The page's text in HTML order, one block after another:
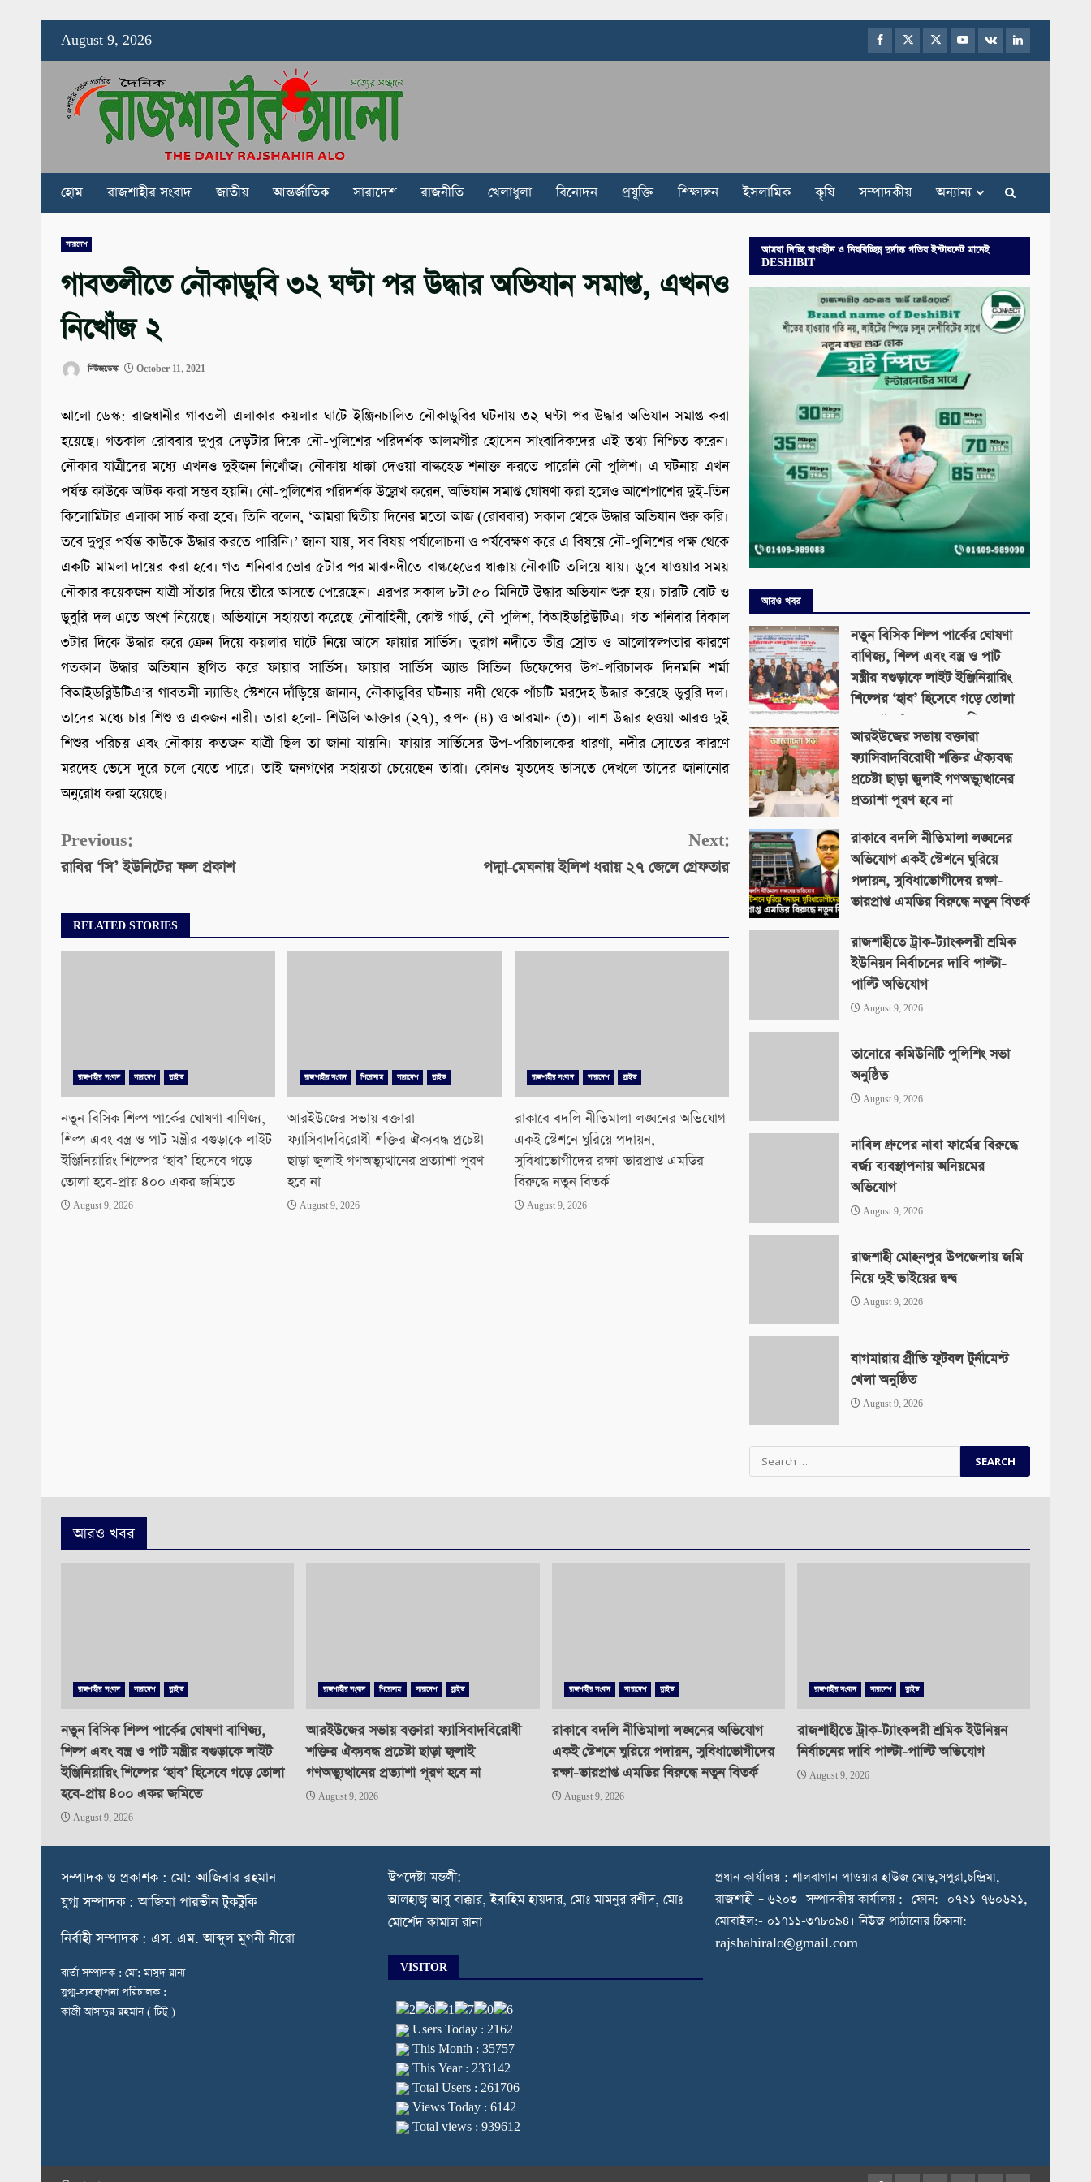
August 9, 2026 Facebook
TwitterInstagram
Youtube
VK LinkedIn
হোম রাজশাহীর সংবাদ জাতীয় আন্তর্জাতিক সারাদেশ রাজনীতি খেলাধুলা বিনোদন প্রযুক্তি শিক্ষাঙ্গন ইসলামিক কৃষি সম্পাদকীয় অন্যান্য
সারাদেশ
গাবতলীতে নৌকাডুবি ৩২ ঘণ্টা পর উদ্ধার অভিযান সমাপ্ত, এখনও
নিখোঁজ ২
নিউজডেস্ক October 11, 2021
আলো ডেস্ক: রাজধানীর গাবতলী এলাকার কয়লার ঘাটে ইঞ্জিনচালিত নৌকাডুবির ঘটনায় ৩২ ঘণ্টা পর উদ্ধার অভিযান সমাপ্ত করা
হয়েছে। গতকাল রোববার দুপুর দেড়টার দিকে নৌ-পুলিশের পরিদর্শক আলমগীর হোসেন সাংবাদিকদের এই তথ্য নিশ্চিত করেন।
নৌকার যাত্রীদের মধ্যে এখনও দুইজন নিখোঁজ। নৌকায় ধাক্কা দেওয়া বাল্কহেড শনাক্ত করতে পারেনি নৌ-পুলিশ। এ ঘটনায় এখন
পর্যন্ত কাউকে আটক করা সম্ভব হয়নি। নৌ-পুলিশের পরিদর্শক উল্লেখ করেন, অভিযান সমাপ্ত ঘোষণা করা হলেও আশেপাশের দুই-তিন
কিলোমিটার এলাকা সার্চ করা হবে। তিনি বলেন, ‘আমরা দ্বিতীয় দিনের মতো আজ (রোববার) সকাল থেকে উদ্ধার অভিযান শুরু করি।
তবে দুপুর পর্যন্ত কাউকে উদ্ধার করতে পারিনি।’ জানা যায়, সব বিষয় পর্যালোচনা ও পর্যবেক্ষণ করে এ বিষয়ে নৌ-পুলিশের পক্ষ থেকে
একটি মামলা দায়ের করা হবে। গত শনিবার ভোর ৫টার পর মাঝনদীতে বাল্কহেডের ধাক্কায় নৌকাটি তলিয়ে যায়। ডুবে যাওয়ার সময়
নৌকার কয়েকজন যাত্রী সাঁতার দিয়ে তীরে আসতে পেরেছেন। এরপর সকাল ৮টা ৫০ মিনিটে উদ্ধার অভিযান শুরু হয়। চারটি বোট ও
ডুবুরি দল এতে অংশ নিয়েছে। অভিযানে সহায়তা করেছে নৌবাহিনী, কোস্ট গার্ড, নৌ-পুলিশ, বিআইডব্লিউটিএ। গত শনিবার বিকাল
৩টার দিকে উদ্ধার করে ক্রেন দিয়ে কয়লার ঘাটে নিয়ে আসে ফায়ার সার্ভিস। তুরাগ নদীতে তীব্র স্রোত ও আলোস্বল্পতার কারণে
গতকাল উদ্ধার অভিযান স্থগিত করে ফায়ার সার্ভিস। ফায়ার সার্ভিস অ্যান্ড সিভিল ডিফেন্সের উপ-পরিচালক দিনমনি শর্মা
বিআইডব্লিউটিএ’র গাবতলী ল্যান্ডিং স্টেশনে দাঁড়িয়ে জানান, নৌকাডুবির ঘটনায় নদী থেকে পাঁচটি মরদেহ উদ্ধার করেছে ডুবুরি দল।
তাদের মধ্যে চার শিশু ও একজন নারী। তারা হলো- শিউলি আক্তার (২৭), রূপন (৪) ও আরমান (৩)। লাশ উদ্ধার হওয়া আরও দুই
শিশুর পরিচয় এবং নৌকায় কতজন যাত্রী ছিল তা জানা যায়নি। ফায়ার সার্ভিসের উপ-পরিচালকের ধারণা, নদীর স্রোতের কারণে
মরদেহ ভেসে দূরে চলে যেতে পারে। তাই জনগণের সহায়তা চেয়েছেন তারা। কোনও মৃতদেহ ভাসতে দেখলে তাদের জানানোর
অনুরোধ করা হয়েছে।
Continue
Reading
Previous:
রাবির ‘সি’ ইউনিটের ফল প্রকাশ
Next:
পদ্মা-মেঘনায় ইলিশ ধরায় ২৭ জেলে গ্রেফতার
RELATED STORIES
রাজশাহীর সংবাদ সারাদেশ স্লাইড
নতুন বিসিক শিল্প পার্কের ঘোষণা বাণিজ্য,
শিল্প এবং বস্ত্র ও পাট মন্ত্রীর বগুড়াকে লাইট
ইঞ্জিনিয়ারিং শিল্পের ‘হাব’ হিসেবে গড়ে
তোলা হবে-প্রায় ৪০০ একর জমিতে
August 9, 2026
রাজশাহীর সংবাদ শিরোনাম সারাদেশ স্লাইড
আরইউজের সভায় বক্তারা
ফ্যাসিবাদবিরোধী শক্তির ঐক্যবদ্ধ প্রচেষ্টা
ছাড়া জুলাই গণঅভ্যুত্থানের প্রত্যাশা পূরণ
হবে না
August 9, 2026
রাজশাহীর সংবাদ সারাদেশ স্লাইড
রাকাবে বদলি নীতিমালা লঙ্ঘনের অভিযোগ
একই স্টেশনে ঘুরিয়ে পদায়ন,
সুবিধাভোগীদের রক্ষা-ভারপ্রাপ্ত এমডির
বিরুদ্ধে নতুন বিতর্ক
August 9, 2026
আমরা দিচ্ছি বাধাহীন ও নিরবিচ্ছিন্ন দুর্দান্ত গতির ইন্টারনেট মানেই
DESHIBIT
আরও খবর
নতুন বিসিক শিল্প পার্কের ঘোষণা
বাণিজ্য, শিল্প এবং বস্ত্র ও পাট
মন্ত্রীর বগুড়াকে লাইট ইঞ্জিনিয়ারিং
শিল্পের ‘হাব’ হিসেবে গড়ে তোলা
হবে-প্রায় ৪০০ একর জমিতে
August 9, 2026
আরইউজের সভায় বক্তারা
ফ্যাসিবাদবিরোধী শক্তির ঐক্যবদ্ধ
প্রচেষ্টা ছাড়া জুলাই গণঅভ্যুত্থানের
প্রত্যাশা পূরণ হবে না
রাকাবে বদলি নীতিমালা লঙ্ঘনের
অভিযোগ একই স্টেশনে ঘুরিয়ে
পদায়ন, সুবিধাভোগীদের রক্ষা-
ভারপ্রাপ্ত এমডির বিরুদ্ধে নতুন বিতর্ক
রাজশাহীতে ট্রাক-ট্যাংকলরী শ্রমিক
ইউনিয়ন নির্বাচনের দাবি পাল্টা-
পাল্টি অভিযোগ
August 9, 2026
তানোরে কমিউনিটি পুলিশিং সভা
অনুষ্ঠিত
August 9, 2026
নাবিল গ্রুপের নাবা ফার্মের বিরুদ্ধে
বর্জ্য ব্যবস্থাপনায় অনিয়মের
অভিযোগ
August 9, 2026
রাজশাহী মোহনপুর উপজেলায় জমি
নিয়ে দুই ভাইয়ের দ্বন্দ্ব
August 9, 2026
বাগমারায় প্রীতি ফুটবল টুর্নামেন্ট
খেলা অনুষ্ঠিত
August 9, 2026
for:
আরও খবর
রাজশাহীর সংবাদ সারাদেশ স্লাইড
নতুন বিসিক শিল্প পার্কের ঘোষণা বাণিজ্য,
শিল্প এবং বস্ত্র ও পাট মন্ত্রীর বগুড়াকে লাইট
ইঞ্জিনিয়ারিং শিল্পের ‘হাব’ হিসেবে গড়ে তোলা
হবে-প্রায় ৪০০ একর জমিতে
August 9, 2026
রাজশাহীর সংবাদ শিরোনাম সারাদেশ স্লাইড
আরইউজের সভায় বক্তারা ফ্যাসিবাদবিরোধী
শক্তির ঐক্যবদ্ধ প্রচেষ্টা ছাড়া জুলাই
গণঅভ্যুত্থানের প্রত্যাশা পূরণ হবে না
August 9, 2026
রাজশাহীর সংবাদ সারাদেশ স্লাইড
রাকাবে বদলি নীতিমালা লঙ্ঘনের অভিযোগ
একই স্টেশনে ঘুরিয়ে পদায়ন, সুবিধাভোগীদের
রক্ষা-ভারপ্রাপ্ত এমডির বিরুদ্ধে নতুন বিতর্ক
August 9, 2026
রাজশাহীর সংবাদ সারাদেশ স্লাইড
রাজশাহীতে ট্রাক-ট্যাংকলরী শ্রমিক ইউনিয়ন
নির্বাচনের দাবি পাল্টা-পাল্টি অভিযোগ
August 9, 2026
সম্পাদক ও প্রকাশক : মো: আজিবার রহমান
যুগ্ম সম্পাদক : আজিমা পারভীন টুকটুকি
নির্বাহী সম্পাদক : এস. এম. আব্দুল মুগনী নীরো
বার্তা সম্পাদক : মো: মাসুদ রানা
যুগ্ম-ব্যবস্থাপনা পরিচালক :
কাজী আসাদুর রহমান ( টিটু )
উপদেষ্টা মন্ডলী:-
আলহাজ্ব আবু বাক্কার, ইব্রাহিম হায়দার, মোঃ মামনুর রশীদ, মোঃ
মোর্শেদ কামাল রানা
VISITOR
Users Today : 2162
This Month : 35757
This Year : 233142
Total Users : 261706
Views Today : 6142
Total views : 939612
প্রধান কার্যালয় : শালবাগান পাওয়ার হাউজ মোড়,সপুরা,চন্দ্রিমা,
রাজশাহী – ৬২০৩। সম্পাদকীয় কার্যালয় :- ফোন:- ০৭২১-৭৬০৬২১,
মোবাইল:- ০১৭১১-৩৭৮০৯৪। নিউজ পাঠানোর ঠিকানা:
rajshahiralo@gmail.com